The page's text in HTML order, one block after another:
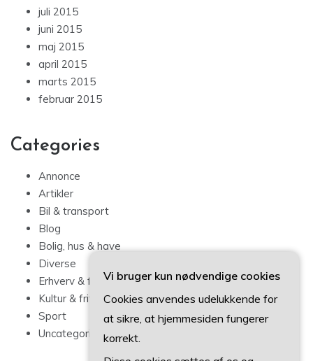
juli 2015
juni 2015
maj 2015
april 2015
marts 2015
februar 2015
Categories
Annonce
Artikler
Bil & transport
Blog
Bolig, hus & have
Diverse
Erhverv & forbrug
Kultur & fritid
Sport
Uncategorized
Vi bruger kun nødvendige cookies
Cookies anvendes udelukkende for
at sikre, at hjemmesiden fungerer
korrekt.